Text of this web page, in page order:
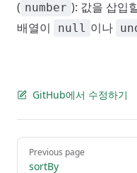
( number ): 값을 삽입
배열이
null 이나
GitHub에서 수정하기
Pager
Previous page
sortBy